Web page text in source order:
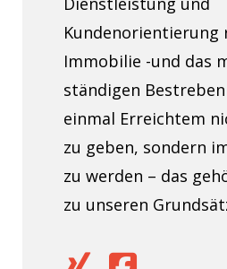
Kundenorientierung
Immobilie -und das
ständigen
einmal Erreichtem
zu geben, sondern
zu werden – das
zu unseren